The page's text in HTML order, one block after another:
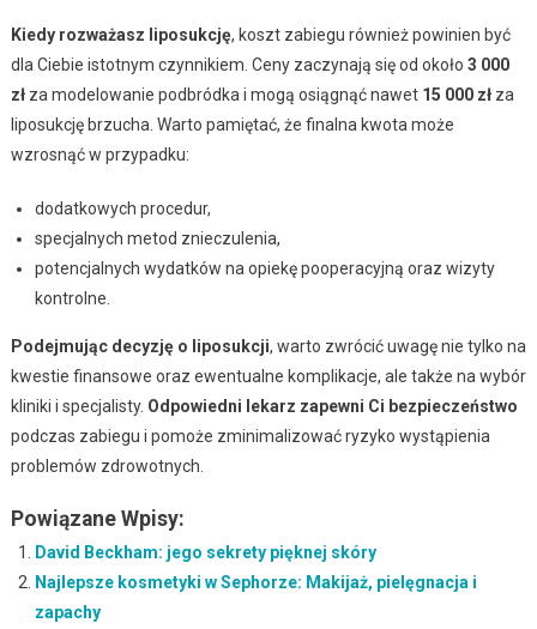
Kiedy rozważasz liposukcję, koszt zabiegu również powinien być
dla Ciebie istotnym czynnikiem. Ceny zaczynają się od około 3 000
złza modelowanie podbródka i mogą osiągnąć nawet 15 000 złza
liposukcję brzucha. Warto pamiętać, że finalna kwota może
wzrosnąć w przypadku:
dodatkowych procedur,
specjalnych metod znieczulenia,
potencjalnych wydatków na opiekę pooperacyjną oraz wizyty
kontrolne.
Podejmując decyzję o liposukcji, warto zwrócić uwagę nie tylko na
kwestie finansowe oraz ewentualne komplikacje, ale także na wybór
kliniki i specjalisty. Odpowiedni lekarz zapewni Ci bezpieczeństwo
podczas zabiegu i pomoże zminimalizować ryzyko wystąpienia
problemów zdrowotnych.
Powiązane Wpisy:
David Beckham: jego sekrety pięknej skóry
Najlepsze kosmetyki w Sephorze: Makijaż, pielęgnacja i
zapachy